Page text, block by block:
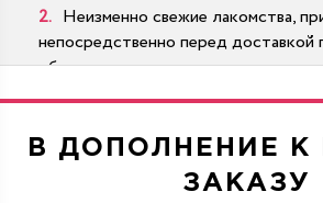
Неизменно свежие лакомства,
непосредственно перед
области;
Ягоды в бельгийской, дубайской,
Цены без наценок магазинов,
Сладости из натуральных
В ДОПОЛНЕНИЕ
ЗАКАЗУ